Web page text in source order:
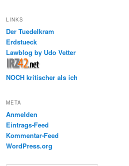
LINKS
Der Tuedelkram
Erdstueck
Lawblog by Udo Vetter
NOCH kritischer als ich
META
Anmelden
Eintrags-Feed
Kommentar-Feed
WordPress.org